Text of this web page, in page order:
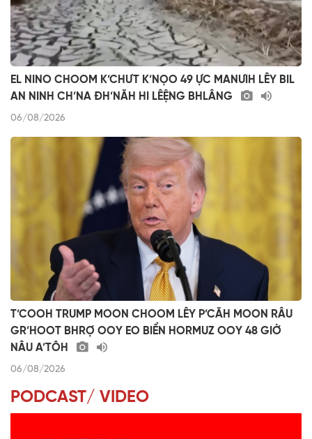
EL NINO CHOOM K’CHƯT K’NỌO 49 ỰC MANƯIH LÊY BIL
AN NINH CH’NA ĐH’NĂH HI LÊỆNG BHLÂNG
06/08/2026
T’COOH TRUMP MOON CHOOM LÊY P’CĂH MOON RÂU
GR’HOOT BHRỢ OOY EO BIỂN HORMUZ OOY 48 GIỜ
NÂU A’TÔH
06/08/2026
PODCAST/ VIDEO